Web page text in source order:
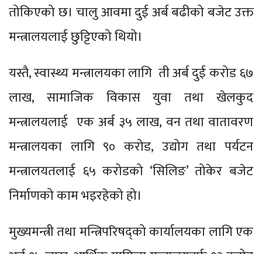
तोकिएको छ। चालु आवमा दुई अर्ब बढीको बजेट उक्त
मन्त्रालयलाई छुट्टिएको थियो।
यस्तै, स्वास्थ्य मन्त्रालयका लागि ती अर्ब दुई करोड ६७
लाख, सामाजिक विकास युवा तथा खेलकुद
मन्त्रालयलाई एक अर्ब ३५ लाख, वन तथा वातावरण
मन्त्रालयका लागि ९० करोड, उद्योग तथा पर्यटन
मन्त्रालयतलाई ६५ करोडको ‘सिलिङ’ तोकेर बजेट
निर्माणको काम भइरहेको हो।
मुख्यमन्त्री तथा मन्त्रिपरिषद्को कार्यालयका लागि एक